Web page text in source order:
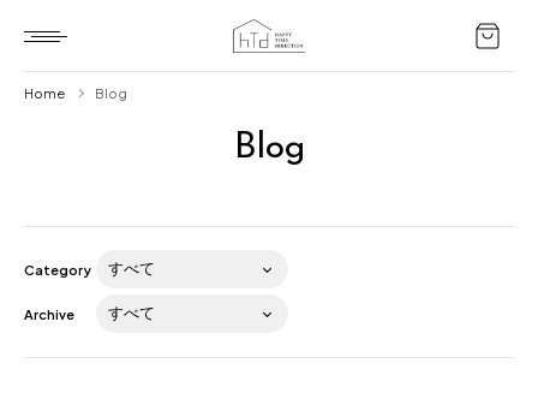
Blog
Home Blog
Category
Archive